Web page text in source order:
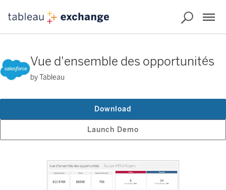
Vue d'ensemble des opportunités
by Tableau
Launch Demo
Download